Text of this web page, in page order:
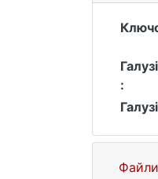
для
:
Файли